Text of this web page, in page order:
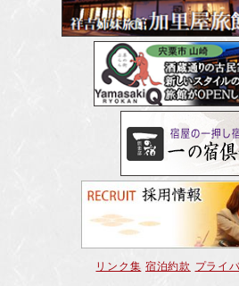
リンク集 宿泊約款 プライ